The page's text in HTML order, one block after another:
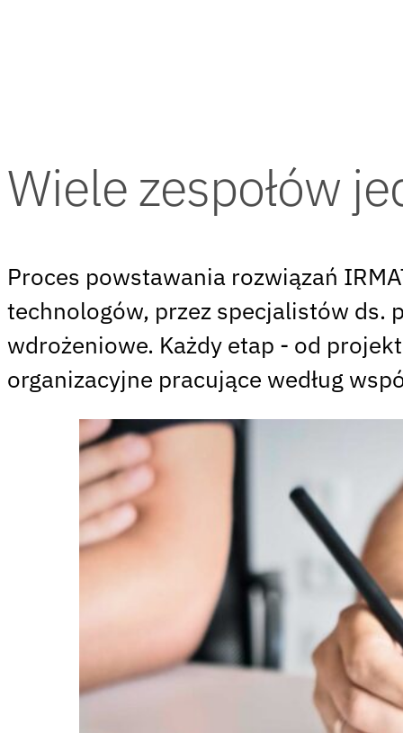
Wiele zespołów
Proces powstawania rozwiązań
technologów, przez specjalistów ds.
wdrożeniowe. Każdy etap - od
organizacyjne pracujące według